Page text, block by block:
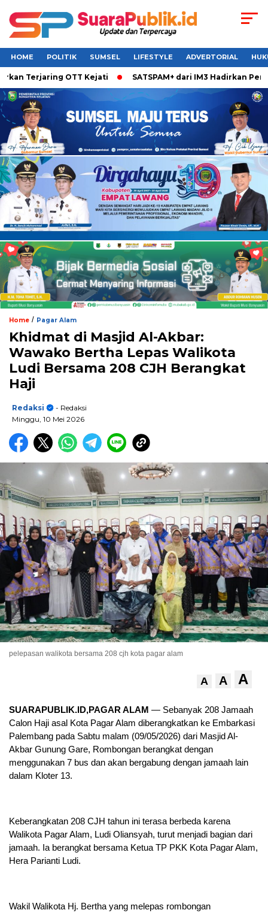
HOME POLITIK SUMSEL LIFESTYLE ADVERTORIAL
OTT Kejati SATSPAM+ dari IM3 Hadirkan
Home / Pagar Alam
Khidmat di Masjid Al-Akbar:
Wawako Bertha Lepas Walikota
Ludi Bersama 208 CJH Berangkat
Haji
Redaksi
- Redaksi
Minggu, 10 Mei 2026
pelepasan walikota bersama 208 cjh kota pagar alam
A A A
SUARAPUBLIK.ID,PAGAR ALAM — Sebanyak 208 Jamaah
Calon Haji asal Kota Pagar Alam diberangkatkan ke Embarkasi
Palembang pada Sabtu malam (09/05/2026) dari Masjid Al-
Akbar Gunung Gare, Rombongan berangkat dengan
menggunakan 7 bus dan akan bergabung dengan jamaah lain
dalam Kloter 13.
Keberangkatan 208 CJH tahun ini terasa berbeda karena
Walikota Pagar Alam, Ludi Oliansyah, turut menjadi bagian dari
jamaah. Ia berangkat bersama Ketua TP PKK Kota Pagar Alam,
Hera Parianti Ludi.
Wakil Walikota Hj. Bertha yang melepas rombongan